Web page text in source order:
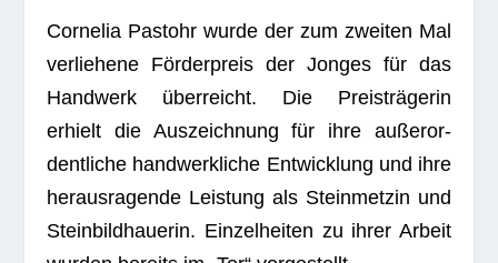
Cor­ne­lia Pas­t­ohr wurde der zum zwei­ten Mal
ver­lie­hene För­der­preis der Jon­ges für das
Hand­werk über­reicht. Die Preis­trä­ge­rin
erhielt die Aus­zeich­nung für ihre außer­or­
dent­li­che hand­werk­li­che Ent­wick­lung und ihre
her­aus­ra­gende Leis­tung als Stein­met­zin und
Stein­bild­haue­rin. Ein­zel­hei­ten zu ihrer Arbeit